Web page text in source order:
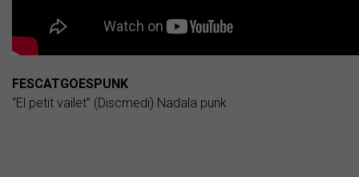
FESCATGOESPUNK
“El petit vailet” (Discmedi) Nadala punk